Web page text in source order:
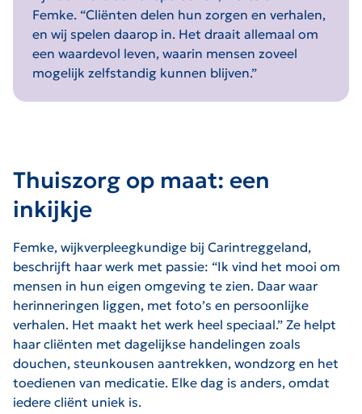
Femke. “Cliënten delen hun zorgen en verhalen,
en wij spelen daarop in. Het draait allemaal om
een waardevol leven, waarin mensen zoveel
mogelijk zelfstandig kunnen blijven.”
Thuiszorg op maat: een
inkijkje
Femke, wijkverpleegkundige bij Carintreggeland,
beschrijft haar werk met passie: “Ik vind het mooi om
mensen in hun eigen omgeving te zien. Daar waar
herinneringen liggen, met foto’s en persoonlijke
verhalen. Het maakt het werk heel speciaal.” Ze helpt
haar cliënten met dagelijkse handelingen zoals
douchen, steunkousen aantrekken, wondzorg en het
toedienen van medicatie. Elke dag is anders, omdat
iedere cliënt uniek is.